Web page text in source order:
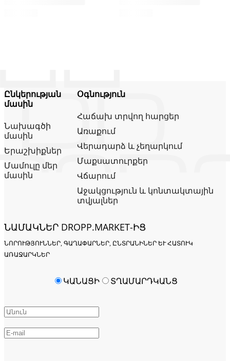
Ընկերության
մասին
Նախագծի
մասին
Երաշխիքներ
Մամուլը մեր
մասին
Օգնություն
Հաճախ տրվող հարցեր
Առաքում
Վերադարձ և չեղարկում
Մաքսատուրքեր
Վճարում
Աջակցություն և կոնտակտային
տվյալներ
ՆԱՄԱԿՆԵՐ DROPP.MARKET-ԻՑ
ՆՈՐՈՒԹՅՈՒՆՆԵՐ, ԳԱՂԱՓԱՐՆԵՐ, ԸՆՏՐԱՆԻՆԵՐ ԵՒ ՀԱՏՈՒԿ Ա
ՌԱՋԱՐԿՆԵՐ
ԿԱՆԱՑԻ ՏՂԱՄԱՐԴԿԱՆՑ